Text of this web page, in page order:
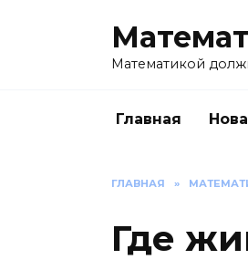
Математикой
Главная
ГЛАВНАЯ »
Где